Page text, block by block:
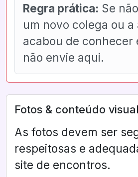
Regra prática: Se
um novo colega ou
acabou de conhecer
não envie aqui.
Fotos & conteúdo visual
As fotos devem ser
respeitosas e
site de encontros.